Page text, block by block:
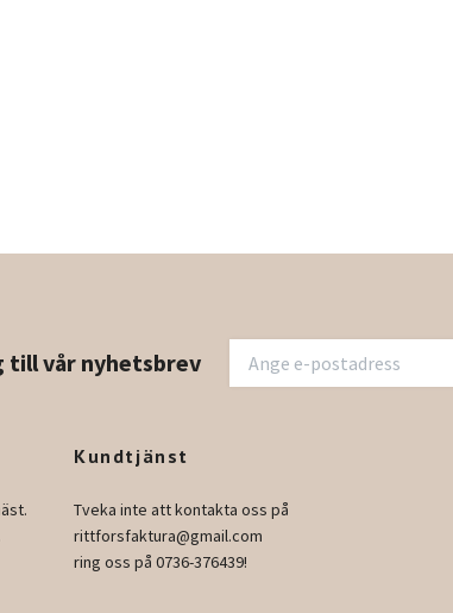
till vår nyhetsbrev
Kundtjänst
Tveka inte att kontakta oss på
rittforsfaktura@gmail.com
ring oss på 0736-376439!